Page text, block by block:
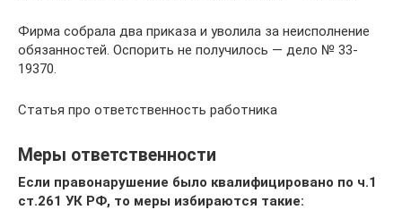
Фирма собрала два приказа и уволила за неисполнение
обязанностей. Оспорить не получилось — дело № 33-
19370.
Статья про ответственность работника
Меры ответственности
Если правонарушение было квалифицировано по ч.1
ст.261 УК РФ, то меры избираются такие: